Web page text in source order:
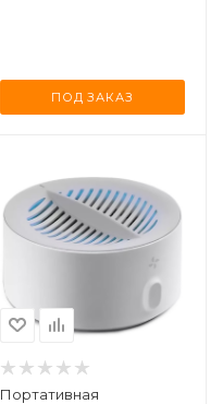
ПОД ЗАКАЗ
Портативная